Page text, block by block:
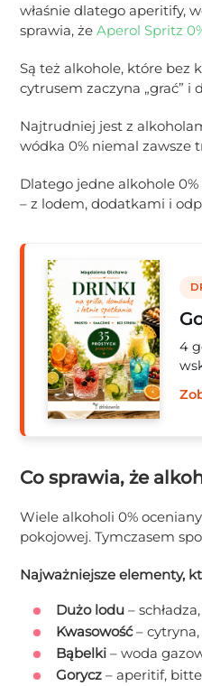
właśnie dlatego aperitify,
sprawia, że Aperol Spritz
Są też alkohole, które bez
cytrusem zaczyna „grać”
Najtrudniej jest z
wódka 0% niemal zawsze
Dlatego jedne alkohole
– z lodem, dodatkami i
4
Co sprawia, że
Wiele alkoholi 0%
pokojowej. Tymczasem
Najważniejsze elementy,
Dużo lodu –
Kwasowość–
Bąbelki – woda
Gorycz – aperitif,